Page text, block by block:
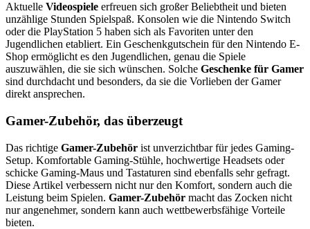
Aktuelle Videospiele erfreuen sich großer Beliebtheit und bieten
unzählige Stunden Spielspaß. Konsolen wie die Nintendo Switch
oder die PlayStation 5 haben sich als Favoriten unter den
Jugendlichen etabliert. Ein Geschenkgutschein für den Nintendo E-
Shop ermöglicht es den Jugendlichen, genau die Spiele
auszuwählen, die sie sich wünschen. Solche Geschenke für Gamer
sind durchdacht und besonders, da sie die Vorlieben der Gamer
direkt ansprechen.
Gamer-Zubehör, das überzeugt
Das richtige Gamer-Zubehör ist unverzichtbar für jedes Gaming-
Setup. Komfortable Gaming-Stühle, hochwertige Headsets oder
schicke Gaming-Maus und Tastaturen sind ebenfalls sehr gefragt.
Diese Artikel verbessern nicht nur den Komfort, sondern auch die
Leistung beim Spielen. Gamer-Zubehör macht das Zocken nicht
nur angenehmer, sondern kann auch wettbewerbsfähige Vorteile
bieten.